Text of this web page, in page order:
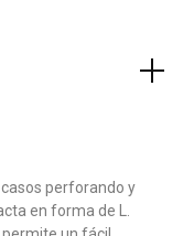
perforando y
en forma de L.